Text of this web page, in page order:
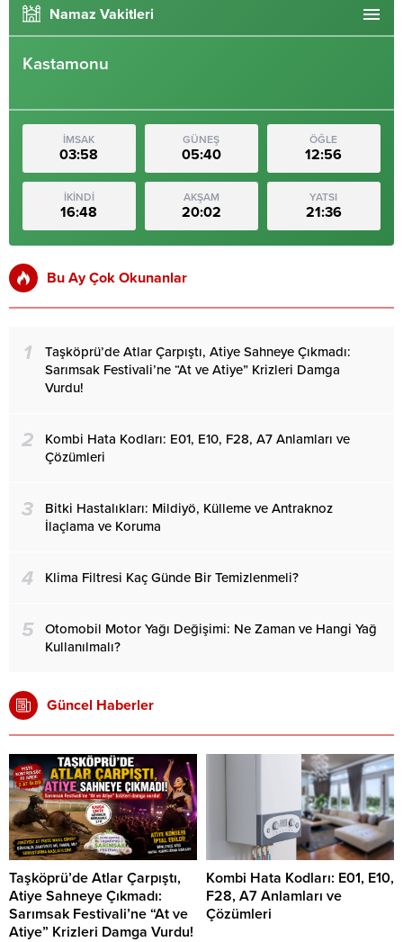
Namaz Vakitleri
Kastamonu
İMSAK
03:58
GÜNEŞ
05:40
ÖĞLE
12:56
İKİNDİ
16:48
AKŞAM
20:02
YATSI
21:36
Bu Ay Çok Okunanlar
1
Taşköprü’de Atlar Çarpıştı, Atiye Sahneye Çıkmadı:
Sarımsak Festivali’ne “At ve Atiye” Krizleri Damga
Vurdu!
2
Kombi Hata Kodları: E01, E10, F28, A7 Anlamları ve
Çözümleri
3
Bitki Hastalıkları: Mildiyö, Külleme ve Antraknoz
İlaçlama ve Koruma
4 Klima Filtresi Kaç Günde Bir Temizlenmeli?
5
Otomobil Motor Yağı Değişimi: Ne Zaman ve Hangi Yağ
Kullanılmalı?
Güncel Haberler
Taşköprü’de Atlar Çarpıştı,
Atiye Sahneye Çıkmadı:
Sarımsak Festivali’ne “At ve
Atiye” Krizleri Damga Vurdu!
Kombi Hata Kodları: E01, E10,
F28, A7 Anlamları ve
Çözümleri